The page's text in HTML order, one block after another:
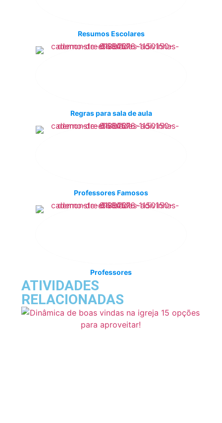
Resumos Escolares
Regras para sala de aula
Professores Famosos
Professores
ATIVIDADES
RELACIONADAS